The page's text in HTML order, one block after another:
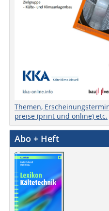
Themen,
preise (print und online) etc.
Abo + Heft